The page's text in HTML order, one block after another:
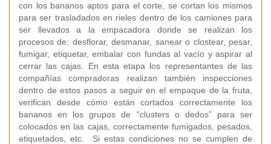
con los bananos aptos para el corte, se cortan los mismos
para ser trasladados en rieles dentro de los camiones para
ser llevados a la empacadora donde se realizan los
procesos de: desflorar, desmanar, sanear o clostear, pesar,
fumigar, etiquetar, embalar con fundas al vacío y aspirar al
cerrar las cajas. En esta etapa los representantes de las
compañías compradoras realizan también inspecciones
dentro de estos pasos a seguir en el empaque de la fruta,
verifican desde cómo están cortados correctamente los
bananos en los grupos de “clusters o dedos” para ser
colocados en las cajas, correctamente fumigados, pesados,
etiquetados, etc. Si estas condiciones no se cumplen de